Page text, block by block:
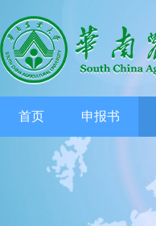
首页 申报书